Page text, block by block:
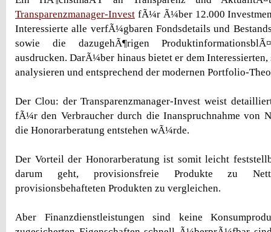
Transparenzmanager-Invest fÃ¼r Ã¼ber 12.000
Interessierte alle verfÃ¼gbaren Fondsdetails und
sowie die dazugehÃ¶rigen
ausdrucken. DarÃ¼ber hinaus bietet er dem Interessierten,
analysieren und entsprechend der modernen Portfolio-
Der Clou: der Transparenzmanager-Invest weist
fÃ¼r den Verbraucher durch die Inanspruchnahme von
die Honorarberatung entstehen wÃ¼rde.
Der Vorteil der Honorarberatung ist somit leicht
darum geht, provisionsfreie Produkte zu
provisionsbehafteten Produkten zu vergleichen.
Aber Finanzdienstleistungen sind keine